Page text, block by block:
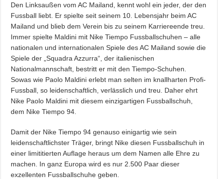
Den Linksaußen vom AC Mailand, kennt wohl ein jeder, der den
Fussball liebt. Er spielte seit seinem 10. Lebensjahr beim AC
Mailand und blieb dem Verein bis zu seinem Karriereende treu.
Immer spielte Maldini mit Nike Tiempo Fussballschuhen – alle
nationalen und internationalen Spiele des AC Mailand sowie die
Spiele der „Squadra Azzurra“, der italienischen
Nationalmannschaft, bestritt er mit den Tiempo-Schuhen.
Sowas wie Paolo Maldini erlebt man selten im knallharten Profi-
Fussball, so leidenschaftlich, verlässlich und treu. Daher ehrt
Nike Paolo Maldini mit diesem einzigartigen Fussballschuh,
dem Nike Tiempo 94.
Damit der Nike Tiempo 94 genauso einigartig wie sein
leidenschaftlichster Träger, bringt Nike diesen Fussballschuh in
einer limititierten Auflage heraus um dem Namen alle Ehre zu
machen. In ganz Europa wird es nur 2.500 Paar dieser
exzellenten Fussballschuhe geben.